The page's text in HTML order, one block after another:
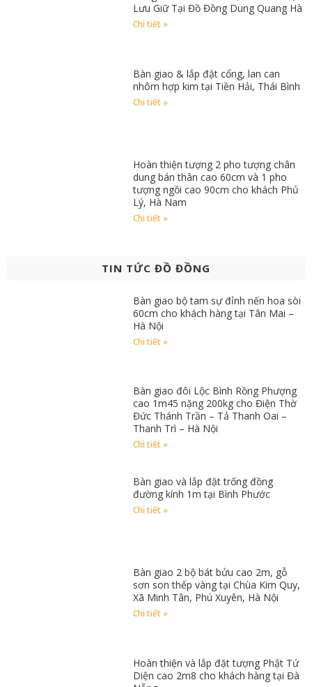
Lưu Giữ Tại Đồ Đồng Dung Quang Hà
Chi tiết »
Bàn giao & lắp đặt cổng, lan can
nhôm hợp kim tại Tiền Hải, Thái Bình
Chi tiết »
Hoàn thiện tượng 2 pho tượng chân
dung bán thân cao 60cm và 1 pho
tượng ngồi cao 90cm cho khách Phủ
Lý, Hà Nam
Chi tiết »
TIN TỨC ĐỒ ĐỒNG
Bàn giao bộ tam sự đỉnh nến hoa sòi
60cm cho khách hàng tại Tân Mai –
Hà Nội
Chi tiết »
Bàn giao đôi Lộc Bình Rồng Phượng
cao 1m45 nặng 200kg cho Điện Thờ
Đức Thánh Trần – Tả Thanh Oai –
Thanh Trì – Hà Nội
Chi tiết »
Bàn giao và lắp đặt trống đồng
đường kính 1m tại Bình Phước
Chi tiết »
Bàn giao 2 bộ bát bửu cao 2m, gỗ
sơn son thếp vàng tại Chùa Kim Quy,
Xã Minh Tân, Phú Xuyên, Hà Nội
Chi tiết »
Hoàn thiện và lắp đặt tượng Phật Tứ
Diện cao 2m8 cho khách hàng tại Đà